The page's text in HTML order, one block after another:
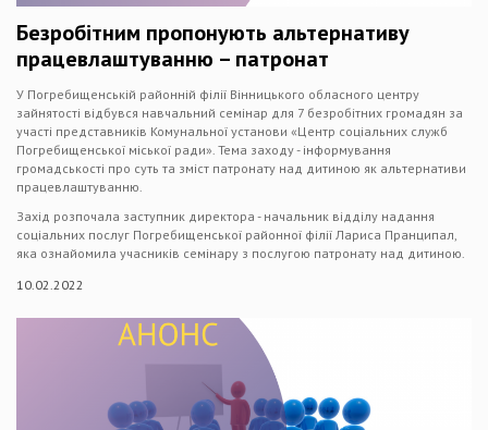
Безробітним пропонують альтернативу
працевлаштуванню – патронат
У Погребищенській районній філії Вінницького обласного центру
зайнятості відбувся навчальний семінар для 7 безробітних громадян за
участі представників Комунальної установи «Центр соціальних служб
Погребищенської міської ради». Тема заходу - інформування
громадськості про суть та зміст патронату над дитиною як альтернативи
працевлаштуванню.
Захід розпочала заступник директора - начальник відділу надання
соціальних послуг Погребищенської районної філії Лариса Пранципал,
яка ознайомила учасників семінару з послугою патронату над дитиною.
10.02.2022